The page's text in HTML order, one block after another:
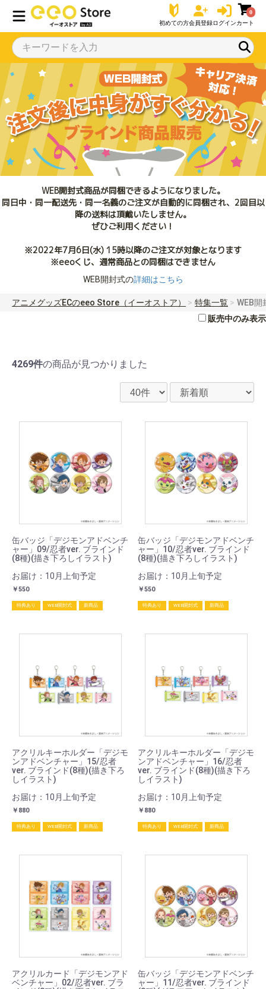
初めての方会員登録ログイン
0
カート
WEB開封式商品が同梱できるようになりました。
同日中・同一配送先・同一名義のご注文が自動的に同梱され、2回目以
降の送料は頂戴いたしません。
ぜひご利用ください！
※2022年7月6日(水) 15時以降のご注文が対象となります
※eeoくじ、通常商品との同梱はできません
WEB開封式の詳細はこちら
アニメグッズECのeeo Store（イーオストア） 特集一覧
WEB開
販売中のみ表示
4269件の商品が見つかりました
缶バッジ「デジモンアドベンチ
ャー」09/忍者ver. ブラインド
(8種)(描き下ろしイラスト)
お届け：10月上旬予定
￥550
特典あり WEB開封式 新商品
缶バッジ「デジモンアドベンチ
ャー」10/忍者ver. ブラインド
(8種)(描き下ろしイラスト)
お届け：10月上旬予定
￥550
特典あり WEB開封式 新商品
アクリルキーホルダー「デジモ
ンアドベンチャー」15/忍者
ver. ブラインド(8種)(描き下ろ
しイラスト)
お届け：10月上旬予定
￥880
特典あり WEB開封式 新商品
アクリルキーホルダー「デジモ
ンアドベンチャー」16/忍者
ver. ブラインド(8種)(描き下ろ
しイラスト)
お届け：10月上旬予定
￥880
特典あり WEB開封式 新商品
アクリルカード「デジモンアド
ベンチャー」02/忍者ver. ブラ
缶バッジ「デジモンアドベンチ
ャー」11/忍者ver. ブラインド